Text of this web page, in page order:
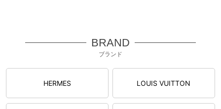
BRAND
ブランド
HERMES LOUIS VUITTON